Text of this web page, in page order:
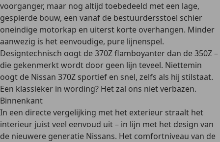
voorganger, maar nog altijd toebedeeld met een lage,
gespierde bouw, een vanaf de bestuurdersstoel schier
oneindige motorkap en uiterst korte overhangen. Minder
aanwezig is het eenvoudige, pure lijnenspel.
Designtechnisch oogt de 370Z flamboyanter dan de 350Z –
die gekenmerkt wordt door geen lijn teveel. Niettemin
oogt de Nissan 370Z sportief en snel, zelfs als hij stilstaat.
Een klassieker in wording? Het zal ons niet verbazen.
Binnenkant
In een directe vergelijking met het exterieur straalt het
interieur juist veel eenvoud uit – in lijn met het design van
de nieuwere generatie Nissans. Het comfortniveau van de